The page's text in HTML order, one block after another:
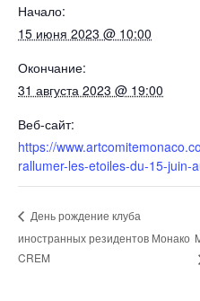
Начало:
15 июня 2023 @ 10:00
Окончание:
31 августа 2023 @ 19:00
Веб-сайт:
https://
rallumer-les-etoiles-du-15-juin-
День рождение клуба
иностранных резидентов Монако
CREM